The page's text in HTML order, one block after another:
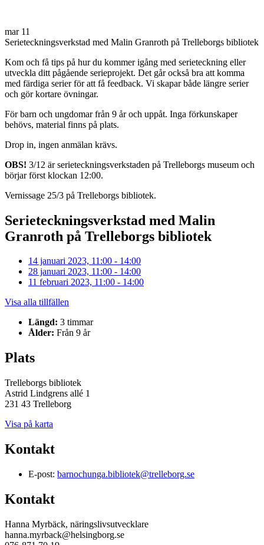
mar 11
Serieteckningsverkstad med Malin Granroth på Trelleborgs bibliotek
Kom och få tips på hur du kommer igång med serieteckning eller
utveckla ditt pågående serieprojekt. Det går också bra att komma
med färdiga serier för att få feedback. Vi skapar både längre serier
och gör kortare övningar.
För barn och ungdomar från 9 år och uppåt. Inga förkunskaper
behövs, material finns på plats.
Drop in, ingen anmälan krävs.
OBS! 3/12 är serieteckningsverkstaden på Trelleborgs museum och
börjar först klockan 12:00.
Vernissage 25/3 på Trelleborgs bibliotek.
Serieteckningsverkstad med Malin
Granroth på Trelleborgs bibliotek
14 januari 2023, 11:00 - 14:00
28 januari 2023, 11:00 - 14:00
11 februari 2023, 11:00 - 14:00
Visa alla tillfällen
Längd: 3 timmar
Ålder: Från 9 år
Plats
Trelleborgs bibliotek
Astrid Lindgrens allé 1
231 43 Trelleborg
Visa på karta
Kontakt
E-post: barnochunga.bibliotek@trelleborg.se
Kontakt
Hanna Myrbäck, näringslivsutvecklare
hanna.myrback@helsingborg.se